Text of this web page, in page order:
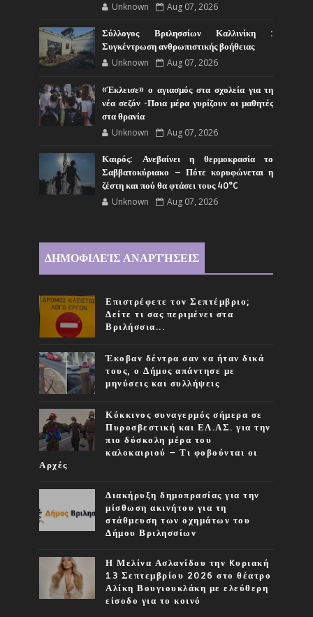
Unknown Aug 07, 2026
Σύλλογος Βριλησσίων Καλλινίκη :
Συγκέντρωση ανθρωπιστικής βοήθειας
Unknown Aug 07, 2026
«Έκλεισε» ο αγιασμός στα σχολεία για τη
νέα σεζόν -Ποια μέρα γυρίζουν οι μαθητές
στα θρανία
Unknown Aug 07, 2026
Καιρός: Ανεβαίνει η θερμοκρασία το
Σαββατοκύριακο – Πότε κορυφώνεται η
ζέστη και πού θα φτάσει τους 40°C
Unknown Aug 07, 2026
ΔΗΜΟΦΙΛΕΊΣ ΑΝΑΡΤΉΣΕΙΣ
Επιστρέφετε τον Σεπτέμβριο;
Δείτε τι σας περιμένει στα
Βριλήσσια...
Έκοβαν δέντρα σαν να ήταν δικά
τους, ο Δήμος απάντησε με
μηνύσεις και συλλήψεις
Κόκκινος συναγερμός σήμερα σε
Πυροσβεστική και ΕΛ.ΑΣ. για την
πιο δύσκολη μέρα του
καλοκαιριού – Τι φοβούνται οι
Αρχές
Διακήρυξη δημοπρασίας για την
μίσθωση ακινήτου για τη
στάθμευση των οχημάτων του
Δήμου Βριλησσίων
Η Μελίνα Ασλανίδου την Kυριακή
13 Σεπτεμβρίου 2026 στο θέατρο
Αλίκη Βουγιουκλάκη με ελεύθερη
είσοδο για το κοινό